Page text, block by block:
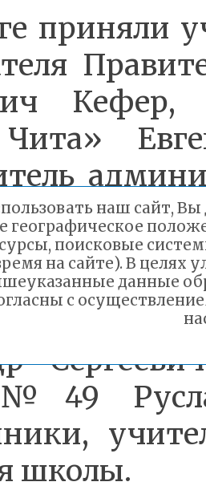
приняли
Кефер,
Чита»
школы.
наш сайт, Вы
географическое
поисковые
на сайте). В целях
данные
с